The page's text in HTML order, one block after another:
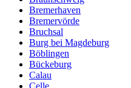
Bremerhaven
Bremervörde
Bruchsal
Burg bei Magdeburg
Böblingen
Bückeburg
Calau
Celle